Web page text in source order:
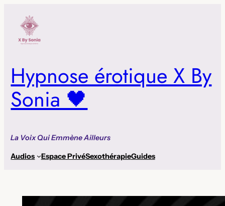
contenu
Hypnose érotique X By
Sonia 🖤
La Voix Qui Emmène Ailleurs
Audios Espace PrivéSexothérapieGuides